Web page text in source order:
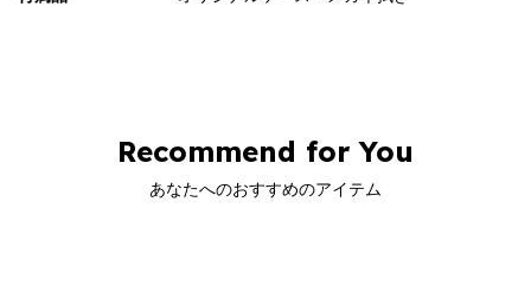
Recommend for You
あなたへのおすすめのアイテム